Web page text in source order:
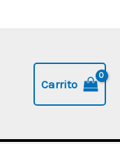
Carrito